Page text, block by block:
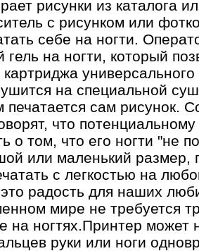
рисунки из каталога
с риcунком или
себе на ногти.
на ногти, который
на специальной
печатается сам рисунок.
что
о том, что его ногти "не
или маленький размер,
с легкостью на
это радость для наших
мире не требуется
на ногтях.Принтер может
руки или ноги